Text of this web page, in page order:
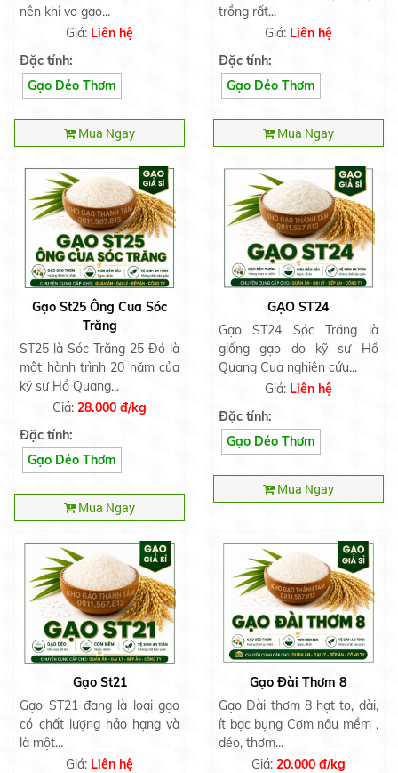
nên khi vo gạo...
Giá: Liên hệ
Đặc tính:
Gạo Dẻo Thơm
Mua Ngay
trồng rất...
Giá: Liên hệ
Đặc tính:
Gạo Dẻo Thơm
Mua Ngay
Gạo St25 Ông Cua Sóc
Trăng
ST25 là Sóc Trăng 25 Đó là
một hành trình 20 năm của
kỹ sư Hồ Quang...
Giá:28.000 đ/kg
Đặc tính:
Gạo Dẻo Thơm
Mua Ngay
GẠO ST24
Gạo ST24 Sóc Trăng là
giống gạo do kỹ sư Hồ
Quang Cua nghiên cứu...
Giá: Liên hệ
Đặc tính:
Gạo Dẻo Thơm
Mua Ngay
Gạo St21
Gạo ST21 đang là loại gạo
có chất lượng hảo hạng và
là một...
Giá: Liên hệ
Gạo Đài Thơm 8
Gạo Đài thơm 8 hạt to, dài,
ít bạc bụng Cơm nấu mềm ,
dẻo, thơm...
Giá: 20.000 đ/kg